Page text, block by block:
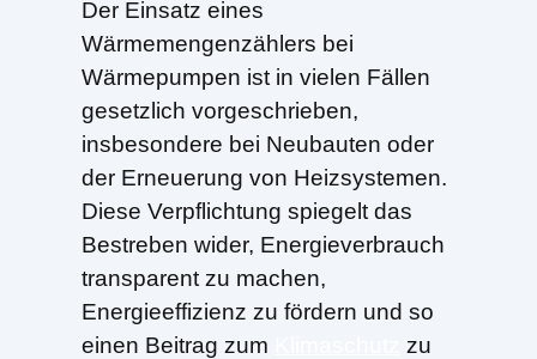
Der Einsatz eines
Wärmemengenzählers bei
Wärmepumpen ist in vielen Fällen
gesetzlich vorgeschrieben,
insbesondere bei Neubauten oder
der Erneuerung von Heizsystemen.
Diese Verpflichtung spiegelt das
Bestreben wider, Energieverbrauch
transparent zu machen,
Energieeffizienz zu fördern und so
einen Beitrag zum
zu